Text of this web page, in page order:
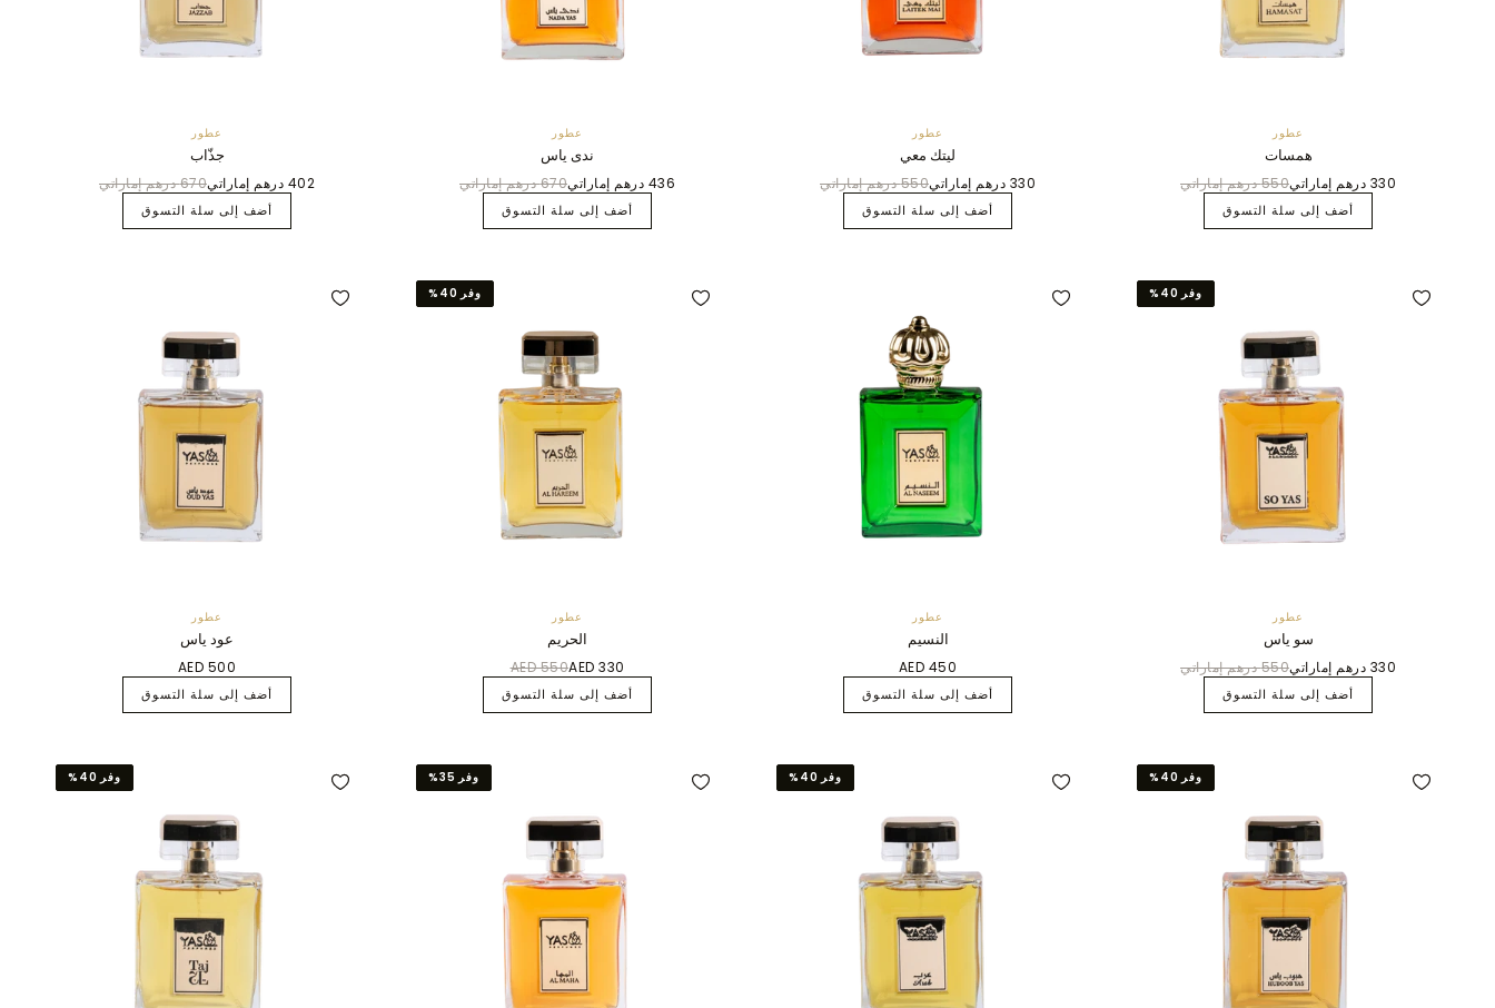
عطور
همسات
330 درهم إماراتي 550 درهم إماراتي
أضف إلى سلة التسوق
عطور
ليتك معي
330 درهم إماراتي 550 درهم إماراتي
أضف إلى سلة التسوق
عطور
ندى ياس
436 درهم إماراتي 670 درهم إماراتي
أضف إلى سلة التسوق
عطور
جذّاب
402 درهم إماراتي 670 درهم إماراتي
أضف إلى سلة التسوق
وفر 40%
عطور
سو ياس
330 درهم إماراتي 550 درهم إماراتي
أضف إلى سلة التسوق
عطور
النسيم
AED 450
أضف إلى سلة التسوق
وفر 40%
عطور
الحريم
AED 330
AED 550
أضف إلى سلة التسوق
عطور
عود ياس
AED 500
أضف إلى سلة التسوق
وفر 40% وفر 40% وفر 35% وفر 40%